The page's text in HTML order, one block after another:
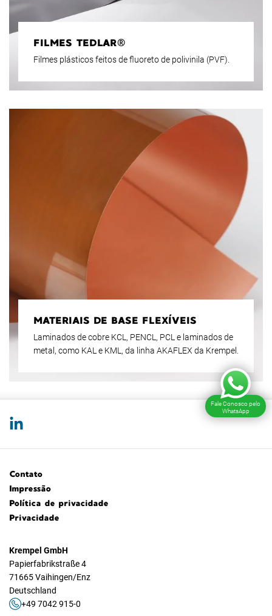
FILMES TEDLAR®
Filmes plásticos feitos de fluoreto de polivinila (PVF).
MATERIAIS DE BASE FLEXÍVEIS
Laminados de cobre KCL, PENCL, PCL e laminados de
metal, como KAL e KML, da linha AKAFLEX da Krempel.
Fale Conosco pelo
WhatsApp
Contato
Impressão
Política de privacidade
Privacidade
Krempel GmbH
Papierfabrikstraße 4
71665 Vaihingen/Enz
Deutschland
+49 7042 915-0